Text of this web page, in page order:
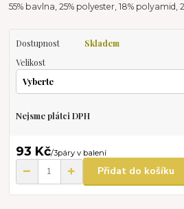
55% bavlna, 25% polyester, 18% polyamid,
Dostupnost
Skladem
Velikost
Nejsme plátci DPH
93 Kč/3páry v balení
Přidat do košíku